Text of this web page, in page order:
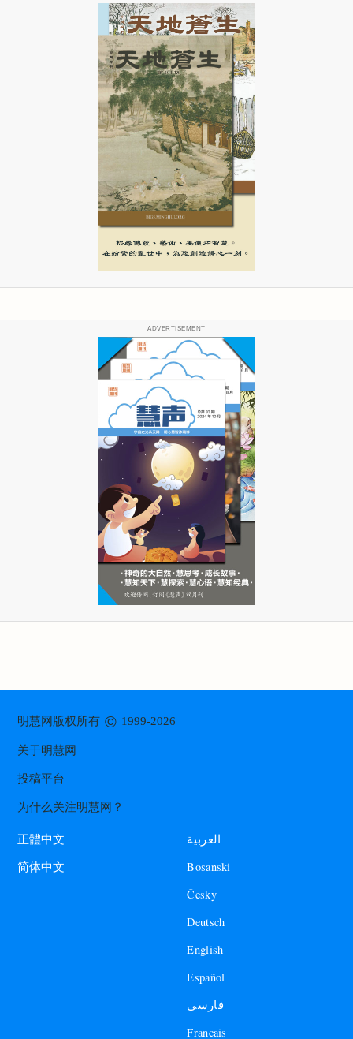
ADVERTISEMENT
明慧网版权所有© 1999-2026
关于明慧网
投稿平台
为什么关注明慧网？
正體中文
简体中文
العربية
Bosanski
Česky
Deutsch
English
Español
فارسی
Francais